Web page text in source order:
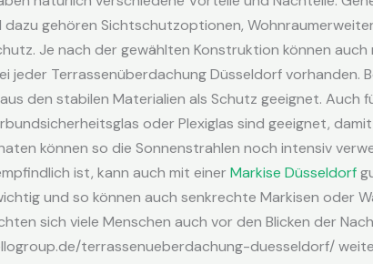
gehören Sichtschutzoptionen,
Je nach der gewählten Konstruktion können
jeder Terrassenüberdachung Düsseldorf vorhanden.
den stabilen Materialien als Schutz geeignet. Auch
oder Plexiglas sind geeignet,
können so die Sonnenstrahlen noch intensiv
ist, kann auch mit einerMarkise Düsseldorf
und so können auch senkrechte Markisen oder
sich viele Menschen auch vor den Blicken der
terrassenueberdachung-duesseldorf/